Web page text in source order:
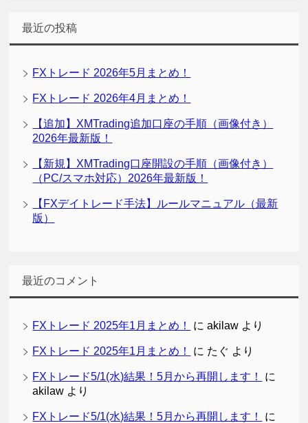
最近の投稿
FXトレード 2026年5月まとめ！
FXトレード 2026年4月まとめ！
【追加】XMTrading追加口座の手順（画像付き）
2026年最新版！
【新規】XMTrading口座開設の手順（画像付き）
（PC/スマホ対応）2026年最新版！
【FXデイトレード手法】ルールマニュアル（最新
版）
最近のコメント
FXトレード 2025年1月まとめ！ にakilaw より
FXトレード 2025年1月まとめ！ に たぐ より
FXトレード5/1(水)結果！5月から再開します！
に
akilaw より
FXトレード5/1(水)結果！5月から再開します！
に